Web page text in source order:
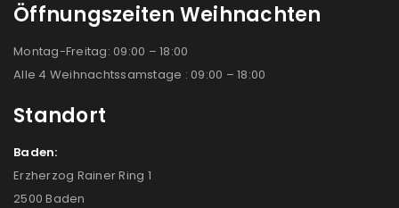
Öffnungszeiten Weihnachten
Montag-Freitag: 09:00 – 18:00
Alle 4 Weihnachtssamstage : 09:00 – 18:00
Standort
Baden:
Erzherzog Rainer Ring 1
2500 Baden